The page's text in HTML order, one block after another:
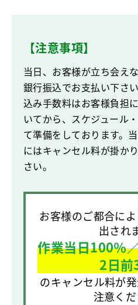
【注意事項】
当日、お客様が立ち会え
銀行振込でお支払い下さ
込み手数料はお客様負担
いてから、スケジュール
て準備をしております。
にはキャンセル料が掛か
さい。
お客様のご都合に
出され
作業当日100％
2日前
のキャンセル料が
注意くだ